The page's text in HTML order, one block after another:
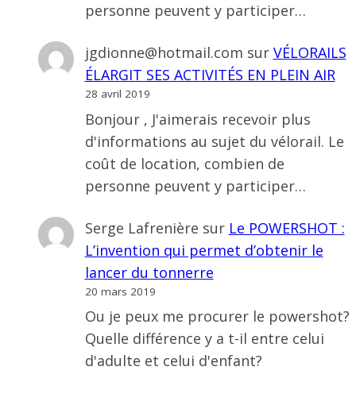
personne peuvent y participer…
jgdionne@hotmail.com sur VÉLORAILS
ÉLARGIT SES ACTIVITÉS EN PLEIN AIR
28 avril 2019
Bonjour , J'aimerais recevoir plus
d'informations au sujet du vélorail. Le
coût de location, combien de
personne peuvent y participer…
Serge Lafrenière sur Le POWERSHOT :
L’invention qui permet d’obtenir le
lancer du tonnerre
20 mars 2019
Ou je peux me procurer le powershot?
Quelle différence y a t-il entre celui
d'adulte et celui d'enfant?